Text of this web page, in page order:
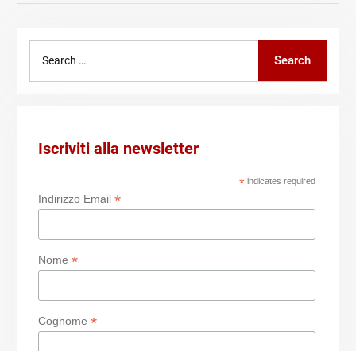
Search
Iscriviti alla newsletter
*indicates required
Indirizzo Email *
Nome *
Cognome *